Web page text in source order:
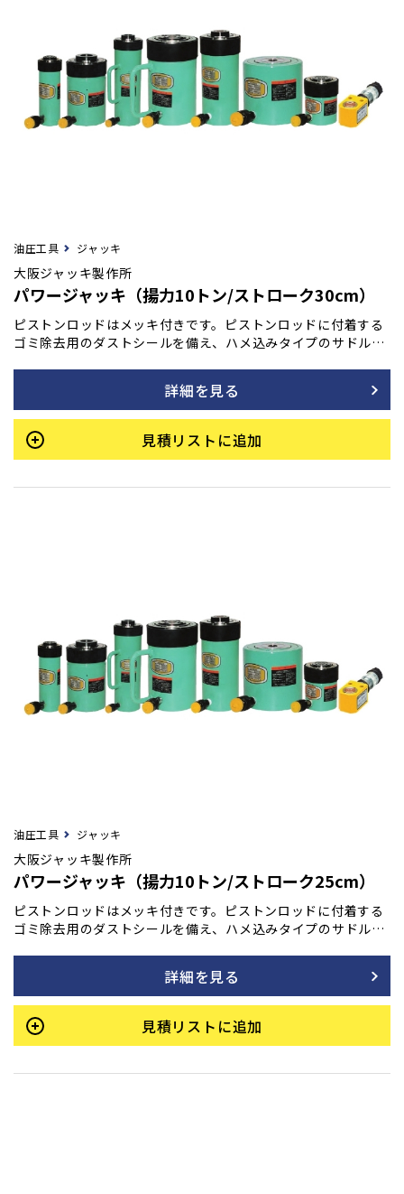
油圧工具 ジャッキ
大阪ジャッキ製作所
パワージャッキ（揚力10トン/ストローク30cm）
ピストンロッドはメッキ付きです。ピストンロッドに付着する
ゴミ除去用のダストシールを備え、ハメ込みタイプのサドルを
詳細を見る
見積リストに追加
油圧工具 ジャッキ
大阪ジャッキ製作所
パワージャッキ（揚力10トン/ストローク25cm）
ピストンロッドはメッキ付きです。ピストンロッドに付着する
ゴミ除去用のダストシールを備え、ハメ込みタイプのサドルを
詳細を見る
見積リストに追加